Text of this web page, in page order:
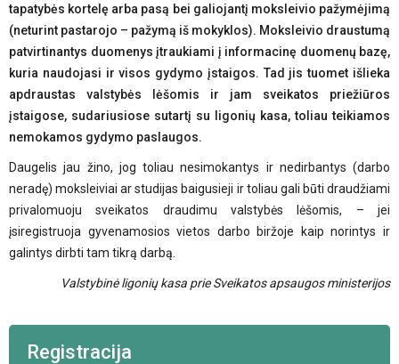
tapatybės kortelę arba pasą bei galiojantį moksleivio pažymėjimą
(neturint pastarojo – pažymą iš mokyklos). Moksleivio draustumą
patvirtinantys duomenys įtraukiami į informacinę duomenų bazę,
kuria naudojasi ir visos gydymo įstaigos. Tad jis tuomet išlieka
apdraustas valstybės lėšomis ir jam sveikatos priežiūros
įstaigose, sudariusiose sutartį su ligonių kasa, toliau teikiamos
nemokamos gydymo paslaugos.
Daugelis jau žino, jog toliau nesimokantys ir nedirbantys (darbo
neradę) moksleiviai ar studijas baigusieji ir toliau gali būti draudžiami
privalomuoju sveikatos draudimu valstybės lėšomis, – jei
įsiregistruoja gyvenamosios vietos darbo biržoje kaip norintys ir
galintys dirbti tam tikrą darbą.
Valstybinė ligonių kasa prie Sveikatos apsaugos ministerijos
Registracija